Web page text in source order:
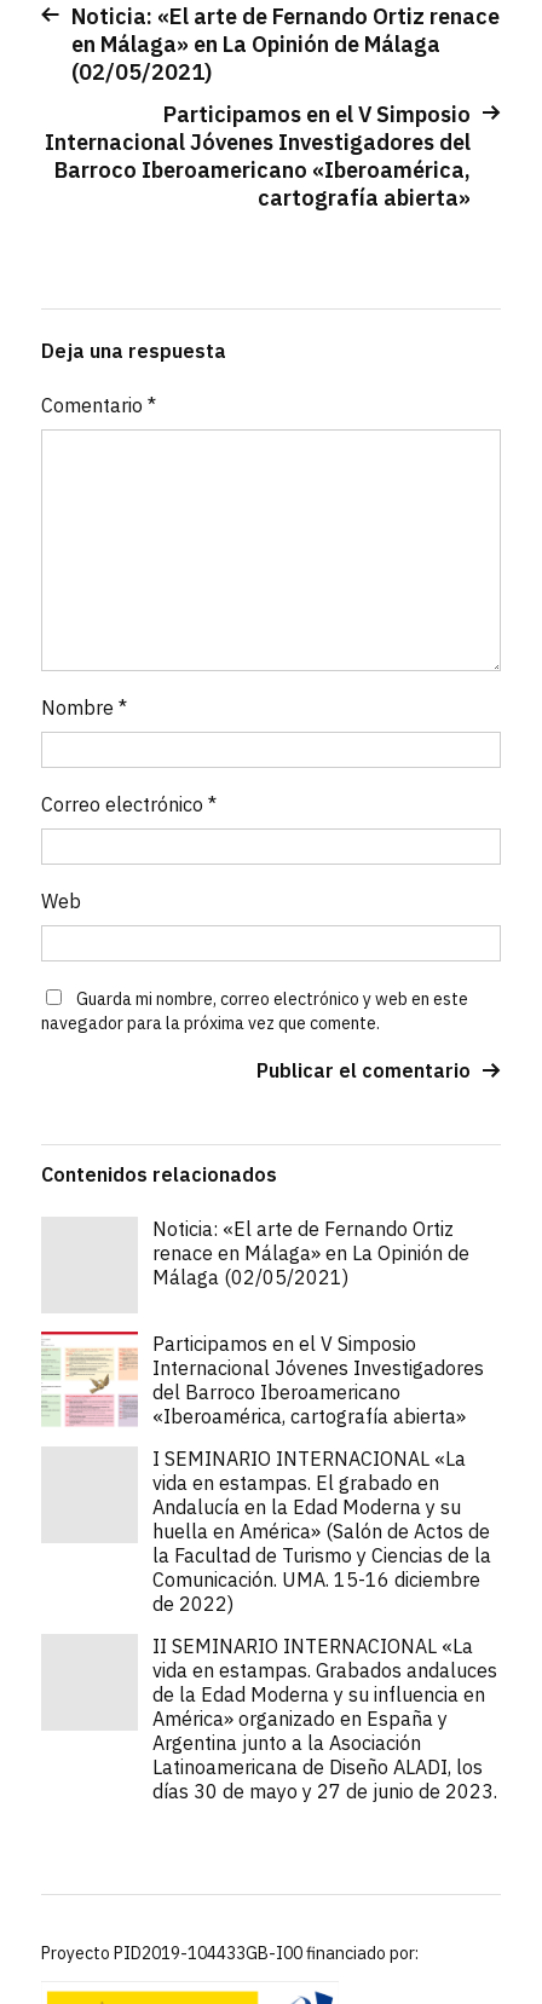
Noticia: «El arte de Fernando Ortiz renace
en Málaga» en La Opinión de Málaga
(02/05/2021)
Participamos en el V Simposio
Internacional Jóvenes Investigadores del
Barroco Iberoamericano «Iberoamérica,
cartografía abierta»
Deja una respuesta
Comentario *
Nombre *
Correo electrónico *
Web
Guarda mi nombre, correo electrónico y web en este
navegador para la próxima vez que comente.
Contenidos relacionados
Noticia: «El arte de Fernando Ortiz
renace en Málaga» en La Opinión de
Málaga (02/05/2021)
Participamos en el V Simposio
Internacional Jóvenes Investigadores
del Barroco Iberoamericano
«Iberoamérica, cartografía abierta»
I SEMINARIO INTERNACIONAL «La
vida en estampas. El grabado en
Andalucía en la Edad Moderna y su
huella en América» (Salón de Actos de
la Facultad de Turismo y Ciencias de la
Comunicación. UMA. 15-16 diciembre
de 2022)
II SEMINARIO INTERNACIONAL «La
vida en estampas. Grabados andaluces
de la Edad Moderna y su influencia en
América» organizado en España y
Argentina junto a la Asociación
Latinoamericana de Diseño ALADI, los
días 30 de mayo y 27 de junio de 2023.
Proyecto PID2019-104433GB-I00 financiado por: